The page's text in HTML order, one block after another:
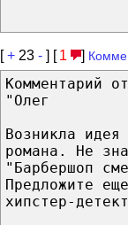
[+ 23 - ] [ 1 ]
Комментарий
"Олег
Возникла идея
романа. Не
"Барбершоп
Предложите
хипстер-